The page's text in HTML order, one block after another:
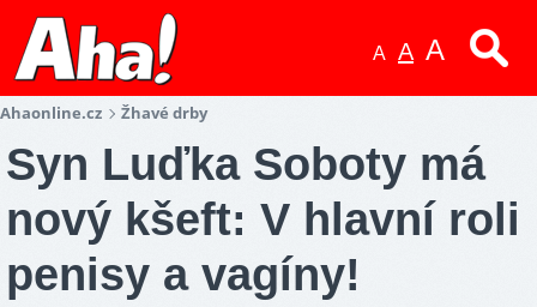
A A A
Ahaonline.cz Žhavé drby
Syn Luďka Soboty má
nový kšeft: V hlavní roli
penisy a vagíny!